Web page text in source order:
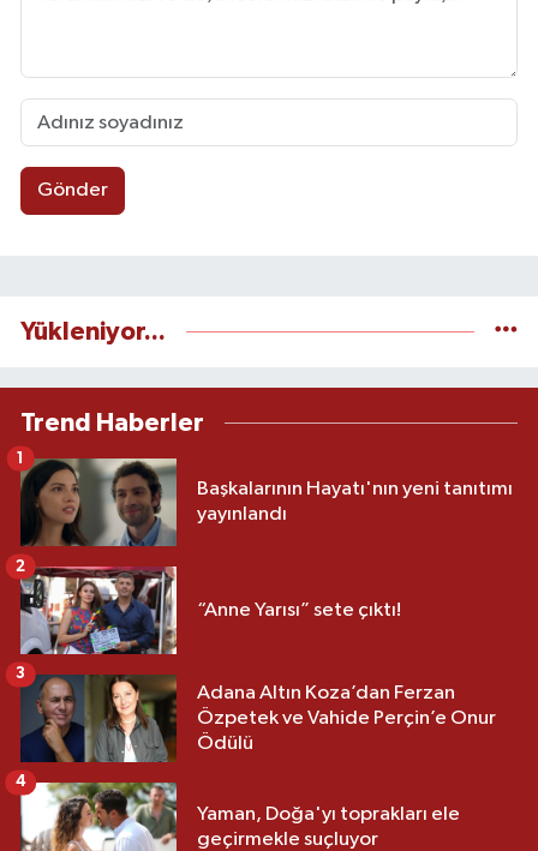
Gönder
Yükleniyor...
Trend Haberler
Başkalarının Hayatı'nın yeni tanıtımı
yayınlandı
1
“Anne Yarısı” sete çıktı!
2
Adana Altın Koza’dan Ferzan
Özpetek ve Vahide Perçin’e Onur
Ödülü
3
Yaman, Doğa'yı toprakları ele
geçirmekle suçluyor
4